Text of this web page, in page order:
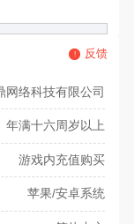
反馈
网络科技有限公司
年满十六周岁以上
游戏内充值购买
苹果/安卓系统